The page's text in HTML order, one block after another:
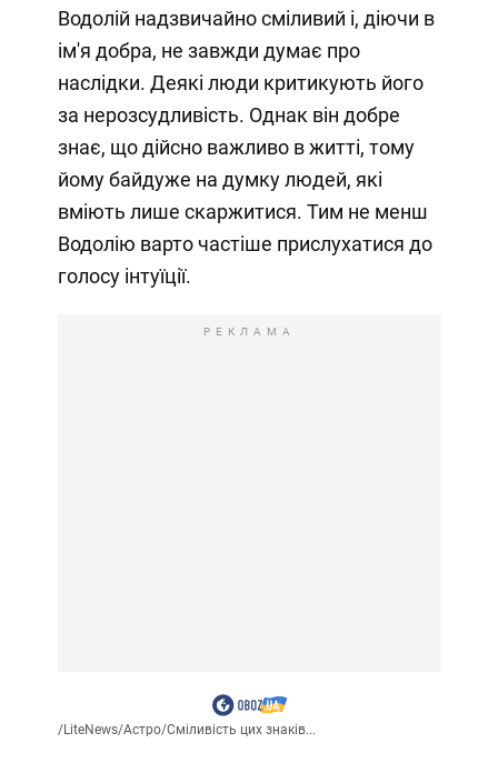
Водолій надзвичайно сміливий і, діючи в
ім'я добра, не завжди думає про
наслідки. Деякі люди критикують його
за нерозсудливість. Однак він добре
знає, що дійсно важливо в житті, тому
йому байдуже на думку людей, які
вміють лише скаржитися. Тим не менш
Водолію варто частіше прислухатися до
голосу інтуїції.
РЕКЛАМА
/LiteNews/Астро/Сміливість цих знаків...